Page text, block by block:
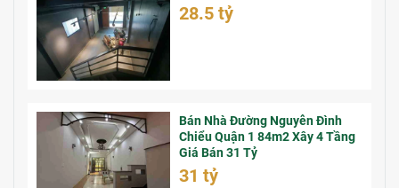
28.5 tỷ
Bán Nhà Đường Nguyễn Đình
Chiểu Quận 1 84m2 Xây 4 Tầng
Giá Bán 31 Tỷ
31 tỷ